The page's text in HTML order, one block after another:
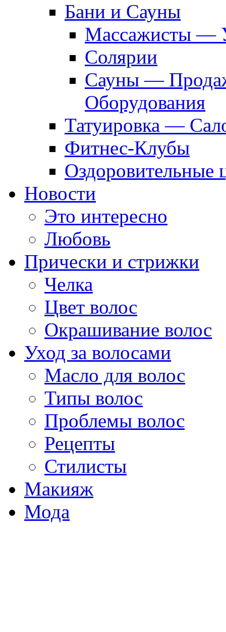
Бани и Сауны
Массажисты —
Солярии
Сауны —
Оборудования
Татуировка —
Фитнес-Клубы
Оздоровительные
Новости
Это интересно
Любовь
Прически и стрижки
Челка
Цвет волос
Окрашивание волос
Уход за волосами
Масло для волос
Типы волос
Проблемы волос
Рецепты
Стилисты
Макияж
Мода